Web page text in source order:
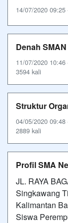
14/07/2020
Denah
11/07/2020
3594 kali
Struktur
04/05/2020
2889 kali
Profil SMA
JL. RAYA
Singkawang
Kalimantan
Siswa